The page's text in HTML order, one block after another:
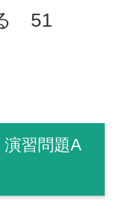
51
習問題A